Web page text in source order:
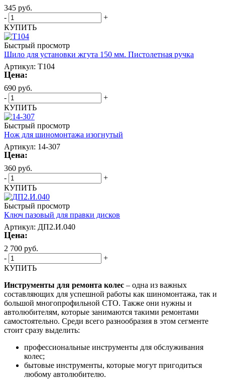
345 руб.
-
+
КУПИТЬ
Быстрый просмотр
Шило для установки жгута 150 мм. Пистолетная ручка
Артикул: T104
Цена:
690 руб.
-
+
КУПИТЬ
Быстрый просмотр
Нож для шиномонтажа изогнутый
Артикул: 14-307
Цена:
360 руб.
-
+
КУПИТЬ
Быстрый просмотр
Ключ пазовый для правки дисков
Артикул: ДП2.И.040
Цена:
2 700 руб.
-
+
КУПИТЬ
Инструменты для ремонта колес – одна из важных
составляющих для успешной работы как шиномонтажа, так и
большой многопрофильной СТО. Также они нужны и
автолюбителям, которые занимаются такими ремонтами
самостоятельно. Среди всего разнообразия в этом сегменте
стоит сразу выделить:
профессиональные инструменты для обслуживания
колес;
бытовые инструменты, которые могут пригодиться
любому автолюбителю.